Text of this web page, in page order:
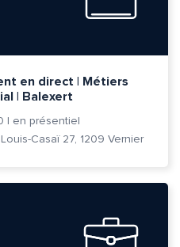
en direct | Métiers
| Balexert
| en présentiel
Casaï 27, 1209 Vernier
de cette page?